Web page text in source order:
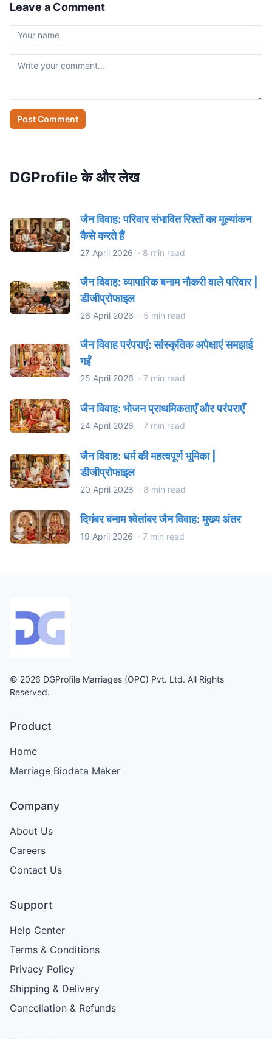
Leave a Comment
Post Comment
DGProfile के और लेख
जैन विवाह: परिवार संभावित रिश्तों का मूल्यांकन
कैसे करते हैं
27 April 2026 · 8 min read
जैन विवाह: व्यापारिक बनाम नौकरी वाले परिवार |
डीजीप्रोफाइल
26 April 2026 · 5 min read
जैन विवाह परंपराएं: सांस्कृतिक अपेक्षाएं समझाई
गईं
25 April 2026 · 7 min read
जैन विवाह: भोजन प्राथमिकताएँ और परंपराएँ
24 April 2026 · 7 min read
जैन विवाह: धर्म की महत्वपूर्ण भूमिका |
डीजीप्रोफाइल
20 April 2026 · 8 min read
दिगंबर बनाम श्वेतांबर जैन विवाह: मुख्य अंतर
19 April 2026 · 7 min read
© 2026 DGProfile Marriages (OPC) Pvt. Ltd. All Rights
Reserved.
Product
Home
Marriage Biodata Maker
Company
About Us
Careers
Contact Us
Support
Help Center
Terms & Conditions
Privacy Policy
Shipping & Delivery
Cancellation & Refunds